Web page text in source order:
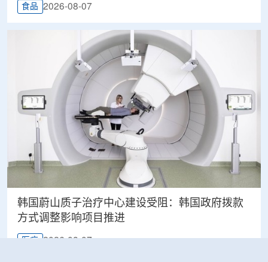
食品 2026-08-07
韩国蔚山质子治疗中心建设受阻：韩国政府拨款
方式调整影响项目推进
医疗 2026-08-07